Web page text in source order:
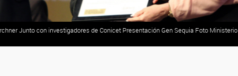
Junto con investigadores de Conicet Presentación Gen Sequia Foto Ministerio